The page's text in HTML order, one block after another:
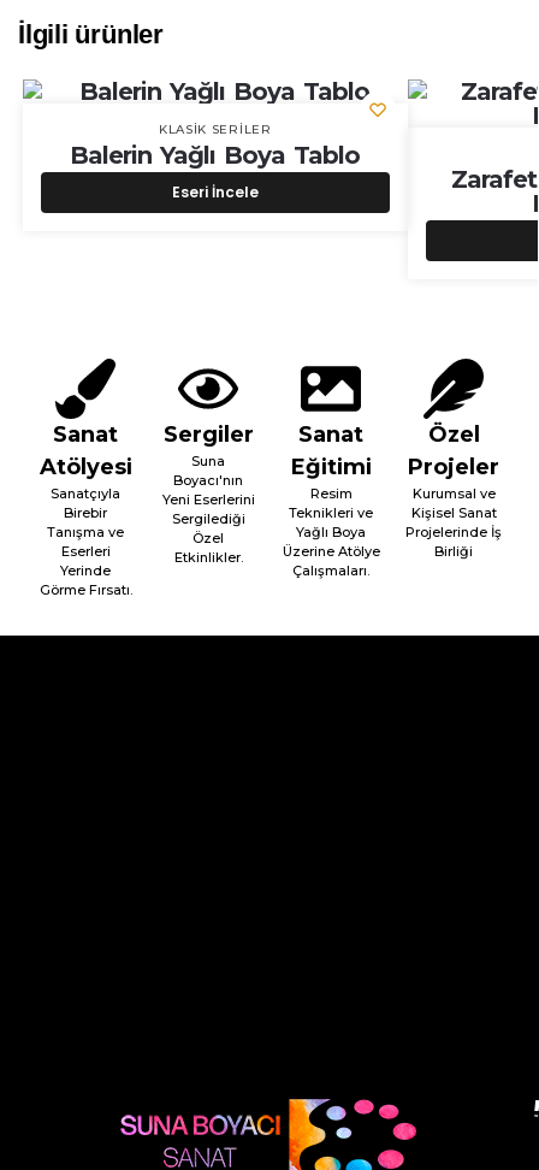
İlgili ürünler
KLASIK SERILER
Balerin Yağlı Boya Tablo
Eseri İncele
Sanat
Atölyesi
Sanatçıyla
Birebir
Tanışma ve
Eserleri
Yerinde
Görme Fırsatı.
Sergiler
Suna
Boyacı'nın
Yeni Eserlerini
Sergilediği
Özel
Etkinlikler.
Sanat
Eğitimi
Resim
Teknikleri ve
Yağlı Boya
Üzerine Atölye
Çalışmaları.
Özel
Projeler
Kurumsal ve
Kişisel Sanat
Projelerinde İş
Birliği